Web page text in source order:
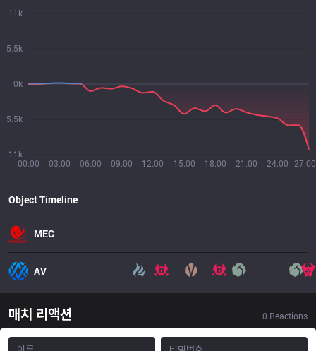
00:00 03:00 06:00 09:00 12:00 15:00 18:00 21:00 24:00 27:00
11k
5.5k
0k
5.5k
11k
Object Timeline
MEC
AV
매치 리액션 0 Reactions